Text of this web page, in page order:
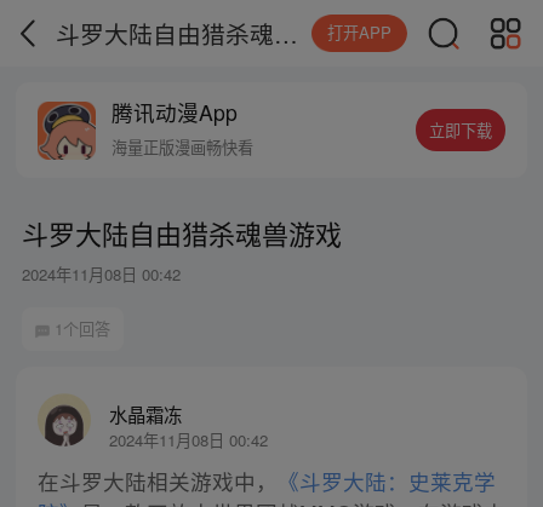
斗罗大陆自由猎杀魂兽游戏 打开APP
腾讯动漫App
海量正版漫画畅快看
立即下载
斗罗大陆自由猎杀魂兽游戏
2024年11月08日 00:42
1个回答
水晶霜冻
2024年11月08日 00:42
在斗罗大陆相关游戏中，
《斗罗大陆：史莱克学